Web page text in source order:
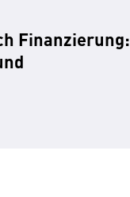
Finanzierung: